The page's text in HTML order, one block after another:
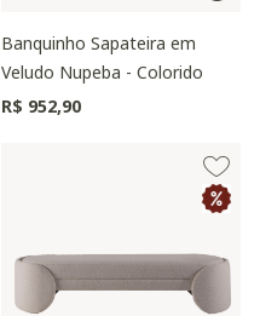
Banquinho Sapateira em
Veludo Nupeba - Colorido
R$ 952,90